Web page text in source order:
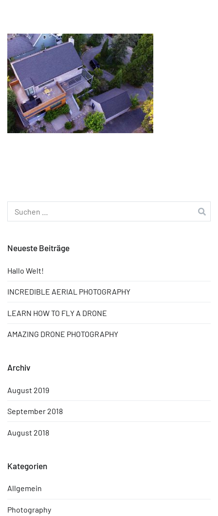
Suchen
nach:
Neueste Beiträge
Hallo Welt!
INCREDIBLE AERIAL PHOTOGRAPHY
LEARN HOW TO FLY A DRONE
AMAZING DRONE PHOTOGRAPHY
Archiv
August 2019
September 2018
August 2018
Kategorien
Allgemein
Photography